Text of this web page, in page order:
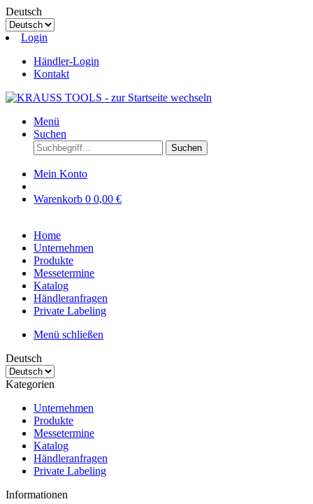
Deutsch
Login
Händler-Login
Kontakt
Menü
Suchen
Suchen
Mein Konto
Warenkorb 0 0,00 €
Home
Unternehmen
Produkte
Messetermine
Katalog
Händleranfragen
Private Labeling
Menü schließen
Deutsch
Kategorien
Unternehmen
Produkte
Messetermine
Katalog
Händleranfragen
Private Labeling
Informationen